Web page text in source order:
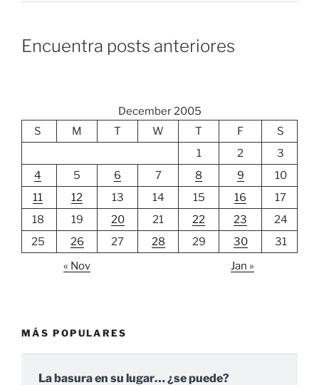
Encuentra posts anteriores
December 2005
S
M T W T F
S
1
2
3
4
5 6 7 8 9
10
11
12 13 14 15 16
17
18
19 20 21 22 23
24
25
26 27 28 29 30
31
« Nov
Jan »
MÁS POPULARES
La basura en su lugar… ¿se puede?